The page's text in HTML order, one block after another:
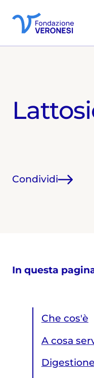
Condividi
In questa
Che cos'è
A cosa